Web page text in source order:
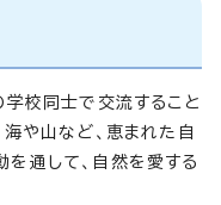
学校同士で交流すること
海や山など、恵まれた自
通して、自然を愛する